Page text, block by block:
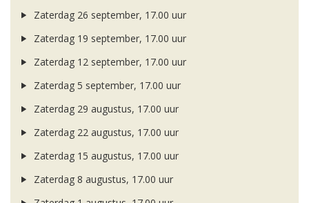
Zaterdag 26 september, 17.00 uur
Zaterdag 19 september, 17.00 uur
Zaterdag 12 september, 17.00 uur
Zaterdag 5 september, 17.00 uur
Zaterdag 29 augustus, 17.00 uur
Zaterdag 22 augustus, 17.00 uur
Zaterdag 15 augustus, 17.00 uur
Zaterdag 8 augustus, 17.00 uur